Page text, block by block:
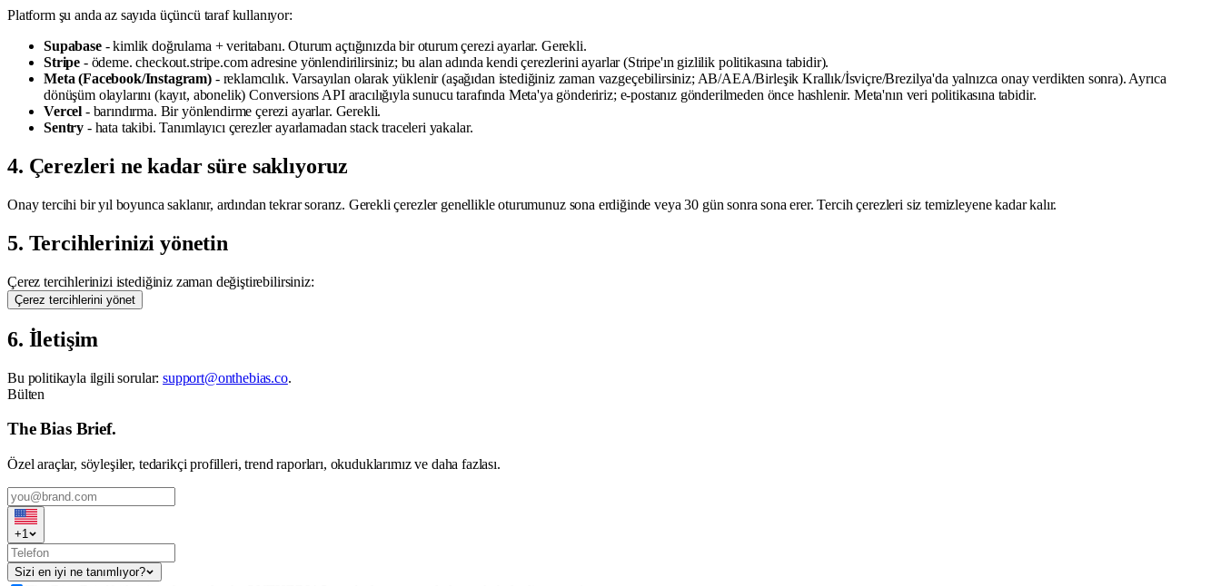
Platform şu anda az sayıda üçüncü taraf kullanıyor:
Supabase- kimlik doğrulama + veritabanı. Oturum açtığınızda bir oturum çerezi ayarlar. Gerekli.
Stripe - ödeme. checkout.stripe.com adresine yönlendirilirsiniz; bu alan adında kendi çerezlerini ayarlar (Stripe'ın gizlilik politikasına tabidir).
Meta (Facebook/Instagram) - reklamcılık. Varsayılan olarak yüklenir (aşağıdan istediğiniz zaman vazgeçebilirsiniz; AB/AEA/Birleşik Krallık/İsviçre/Brezilya'da yalnızca onay verdikten sonra). Ayrıca
dönüşüm olaylarını (kayıt, abonelik) Conversions API aracılığıyla sunucu tarafında Meta'ya göndeririz; e-postanız gönderilmeden önce hashlenir. Meta'nın veri politikasına tabidir.
Vercel - barındırma. Bir yönlendirme çerezi ayarlar. Gerekli.
Sentry - hata takibi. Tanımlayıcı çerezler ayarlamadan stack traceleri yakalar.
4. Çerezleri ne kadar süre saklıyoruz
Onay tercihi bir yıl boyunca saklanır, ardından tekrar sorarız. Gerekli çerezler genellikle oturumunuz sona erdiğinde veya 30 gün sonra sona erer. Tercih çerezleri siz temizleyene kadar kalır.
5. Tercihlerinizi yönetin
Çerez tercihlerinizi istediğiniz zaman değiştirebilirsiniz:
Çerez tercihlerini yönet
6. İletişim
Bu politikayla ilgili sorular: support@onthebias.co.
Bülten
The Bias Brief.
Özel araçlar, söyleşiler, tedarikçi profilleri, trend raporları, okuduklarımız ve daha fazlası.
+1
Sizi en iyi ne tanımlıyor?